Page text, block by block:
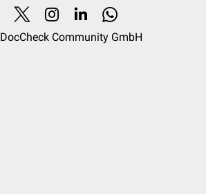
DocCheck Community GmbH